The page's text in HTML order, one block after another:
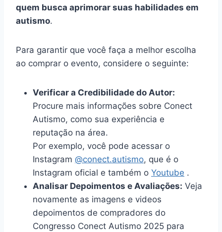
quem busca aprimorar suas habilidades em
autismo.
Para garantir que você faça a melhor escolha
ao comprar o evento, considere o seguinte:
Verificar a Credibilidade do Autor:
Procure mais informações sobre Conect
Autismo, como sua experiência e
reputação na área.
Por exemplo, você pode acessar o
Instagram @conect.autismo, que é o
Instagram oficial e também o Youtube .
Analisar Depoimentos e Avaliações: Veja
novamente as imagens e videos
depoimentos de compradores do
Congresso Conect Autismo 2025 para